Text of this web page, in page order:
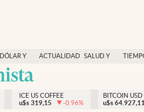
DÓLAR Y
MERCADOS
ACTUALIDAD SALUD Y
México
ICE US COFFEE
u$s 319,15 -0.96%
BITCOIN USD
u$s